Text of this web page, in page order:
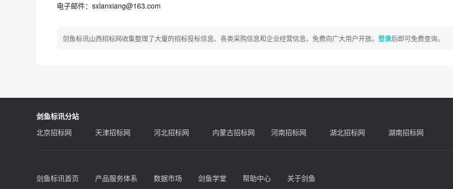
电子邮件：sxlanxiang@163.com
剑鱼标讯山西招标网收集整理了大量的招标投标信息、各类采购信息和企业经营信息，免费向广大用户开放。 登录后即可免费查询。
剑鱼标讯分站
北京招标网
天津招标网 河北招标网 内蒙古招标网 河南招标网 湖北招标网 湖南招标网
剑鱼标讯首页 产品服务体系 数据市场 剑鱼学堂 帮助中心 关于剑鱼